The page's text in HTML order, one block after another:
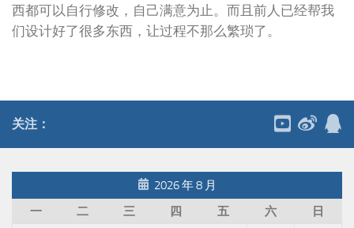
西都可以自行修改，自己满意为止。而且前人已经帮我
们设计好了很多东西，让过程不那么繁琐了。
关注：
2026 年 8 月
一
二 三 四 五 六
日